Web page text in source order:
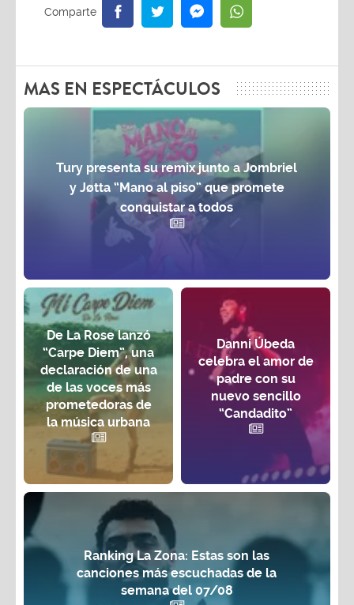
MAS EN ESPECTÁCULOS
Tury presenta su remix junto a Jombriel
y Jøtta “Mano al piso” que promete
conquistar a todos
De La Rose lanzó
“Carpe Diem”, una
declaración de una
de las voces más
prometedoras de
la música urbana
Danni Úbeda
celebra el amor de
padre con su
nuevo sencillo
“Candadito”
Ranking La Zona: Estas son las
canciones más escuchadas de la
semana del 07/08